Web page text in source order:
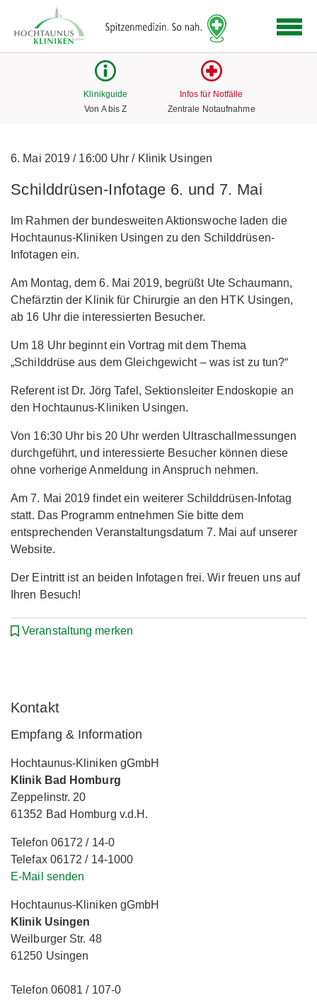
Link
zur
Klinikguide
Von A bis Z
Infos für Notfälle
Zentrale Notaufnahme
6. Mai 2019/16:00 Uhr/Klinik Usingen
Schilddrüsen-Infotage 6. und 7. Mai
Im Rahmen der bundesweiten Aktionswoche laden die
Hochtaunus-Kliniken Usingen zu den Schilddrüsen-
Infotagen ein.
Am Montag, dem 6. Mai 2019, begrüßt Ute Schaumann,
Chefärztin der Klinik für Chirurgie an den HTK Usingen,
ab 16 Uhr die interessierten Besucher.
Um 18 Uhr beginnt ein Vortrag mit dem Thema
„Schilddrüse aus dem Gleichgewicht – was ist zu tun?“
Referent ist Dr. Jörg Tafel, Sektionsleiter Endoskopie an
den Hochtaunus-Kliniken Usingen.
Von 16:30 Uhr bis 20 Uhr werden Ultraschallmessungen
durchgeführt, und interessierte Besucher können diese
ohne vorherige Anmeldung in Anspruch nehmen.
Am 7. Mai 2019 findet ein weiterer Schilddrüsen-Infotag
statt. Das Programm entnehmen Sie bitte dem
entsprechenden Veranstaltungsdatum 7. Mai auf unserer
Website.
Der Eintritt ist an beiden Infotagen frei. Wir freuen uns auf
Ihren Besuch!
Veranstaltung merken
Kontakt
Empfang & Information
Hochtaunus-Kliniken gGmbH
Klinik Bad Homburg
Zeppelinstr. 20
61352 Bad Homburg v.d.H.
Telefon 06172 / 14-0
Telefax 06172 / 14-1000
E-Mail senden
Hochtaunus-Kliniken gGmbH
Klinik Usingen
Weilburger Str. 48
61250 Usingen
Telefon 06081 / 107-0